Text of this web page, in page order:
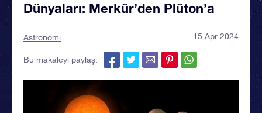
Dünyaları: Merkür’den Plüton’a
Astronomi 15 Apr 2024
Bu makaleyi paylaş: